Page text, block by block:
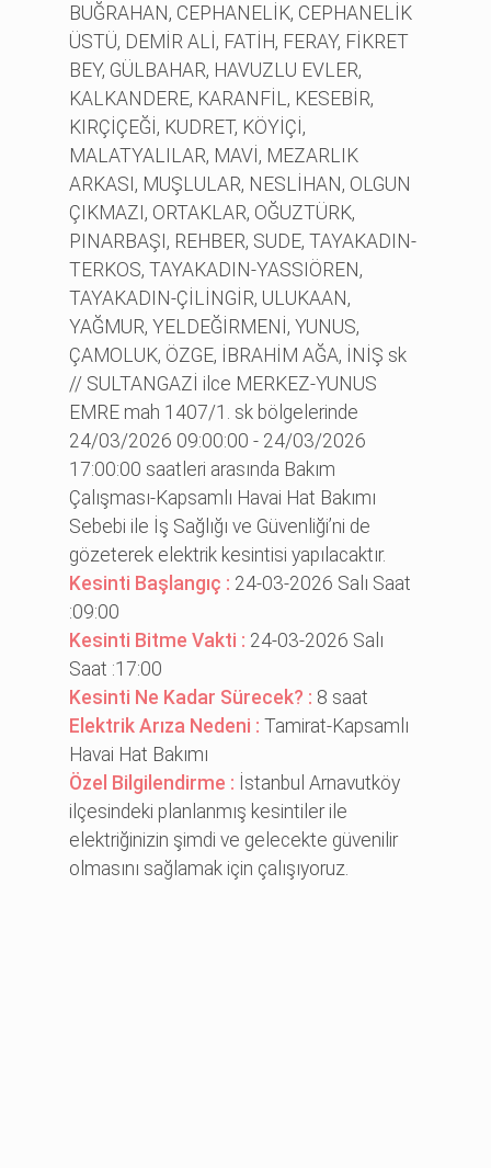
BUĞRAHAN, CEPHANELİK, CEPHANELİK
ÜSTÜ, DEMİR ALİ, FATİH, FERAY, FİKRET
BEY, GÜLBAHAR, HAVUZLU EVLER,
KALKANDERE, KARANFİL, KESEBİR,
KIRÇİÇEĞİ, KUDRET, KÖYİÇİ,
MALATYALILAR, MAVİ, MEZARLIK
ARKASI, MUŞLULAR, NESLİHAN, OLGUN
ÇIKMAZI, ORTAKLAR, OĞUZTÜRK,
PINARBAŞI, REHBER, SUDE, TAYAKADIN-
TERKOS, TAYAKADIN-YASSIÖREN,
TAYAKADIN-ÇİLİNGİR, ULUKAAN,
YAĞMUR, YELDEĞİRMENİ, YUNUS,
ÇAMOLUK, ÖZGE, İBRAHİM AĞA, İNİŞ sk
// SULTANGAZİ ilce MERKEZ-YUNUS
EMRE mah 1407/1. sk bölgelerinde
24/03/2026 09:00:00 - 24/03/2026
17:00:00 saatleri arasında Bakım
Çalışması-Kapsamlı Havai Hat Bakımı
Sebebi ile İş Sağlığı ve Güvenliği’ni de
gözeterek elektrik kesintisi yapılacaktır.
Kesinti Başlangıç : 24-03-2026 Salı Saat
:09:00
Kesinti Bitme Vakti : 24-03-2026 Salı
Saat :17:00
Kesinti Ne Kadar Sürecek? : 8 saat
Elektrik Arıza Nedeni :Tamirat-Kapsamlı
Havai Hat Bakımı
Özel Bilgilendirme : İstanbul Arnavutköy
ilçesindeki planlanmış kesintiler ile
elektriğinizin şimdi ve gelecekte güvenilir
olmasını sağlamak için çalışıyoruz.